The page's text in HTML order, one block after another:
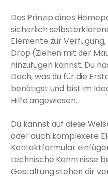
Das Prinzip eines
sicherlich
Elemente zur
Drop (Ziehen mit der
hinzufügen kannst. Du
Dach, was du für die
benötigst und bist im
Hilfe angewiesen.
Du kannst auf diese
oder auch komplexere
Kontaktformular
technische Kenntnisse
Gestaltung stehen dir